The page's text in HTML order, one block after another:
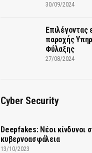
30/09/2024
Επιλέγοντας
παροχής
Φύλαξης
27/08/2024
Cyber Security
Deepfakes: Νέοι κίνδυνοι
κυβερνοασφάλεια
13/10/2023